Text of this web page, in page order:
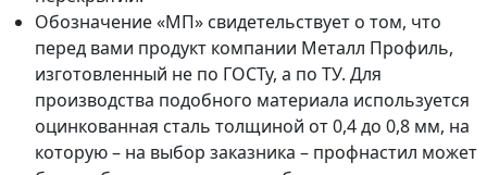
Обозначение «МП» свидетельствует о том, что
перед вами продукт компании Металл Профиль,
изготовленный не по ГОСТу, а по ТУ. Для
производства подобного материала используется
оцинкованная сталь толщиной от 0,4 до 0,8 мм, на
которую – на выбор заказника – профнастил может